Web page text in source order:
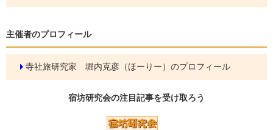
主催者のプロフィール
寺社旅研究家 堀内克彦（ほーりー）のプロフィール
宿坊研究会の注目記事を受け取ろう